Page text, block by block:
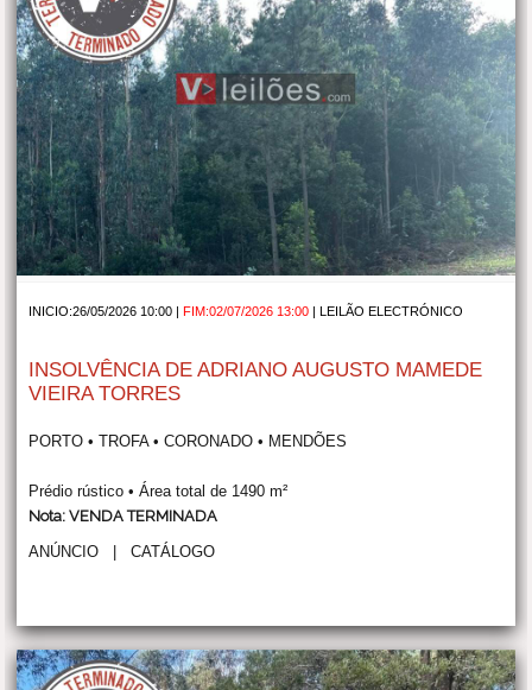
INICIO:26/05/2026 10:00 | FIM:02/07/2026 13:00 LEILÃO ELECTRÓNICO
INSOLVÊNCIA DE ADRIANO AUGUSTO MAMEDE
VIEIRA TORRES
PORTO • TROFA • CORONADO • MENDÕES
Prédio rústico • Área total de 1490 m²
Nota: VENDA TERMINADA
ANÚNCIO |CATÁLOGO